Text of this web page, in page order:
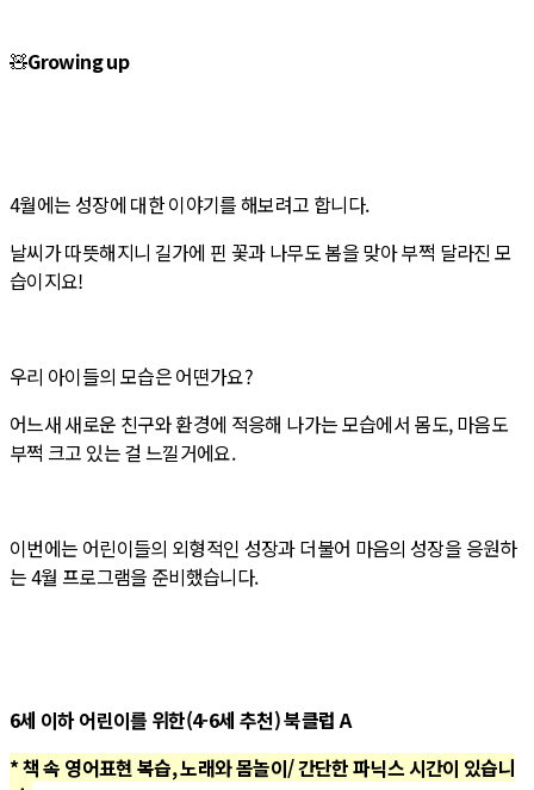
🧸Growing up
4월에는 성장에 대한 이야기를 해보려고 합니다.
날씨가 따뜻해지니 길가에 핀 꽃과 나무도 봄을 맞아 부쩍 달라진 모
습이지요!
우리 아이들의 모습은 어떤가요?
어느새 새로운 친구와 환경에 적응해 나가는 모습에서 몸도, 마음도
부쩍 크고 있는 걸 느낄거에요.
이번에는 어린이들의 외형적인 성장과 더불어 마음의 성장을 응원하
는 4월 프로그램을 준비했습니다.
6세 이하 어린이를 위한(4-6세 추천) 북클럽 A
* 책 속 영어표현 복습, 노래와 몸놀이/ 간단한 파닉스 시간이 있습니